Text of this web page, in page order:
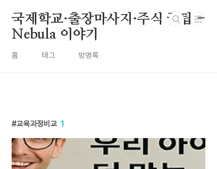
국제학교·출장마사지·주식 꿀팁 -
Nebula 이야기
홈 태그 방명록
교육과정비교 1